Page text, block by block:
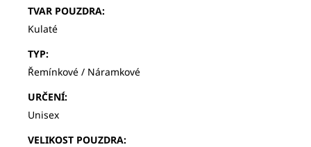
TVAR POUZDRA:
Kulaté
TYP:
Řemínkové / Náramkové
URČENÍ:
Unisex
VELIKOST POUZDRA: